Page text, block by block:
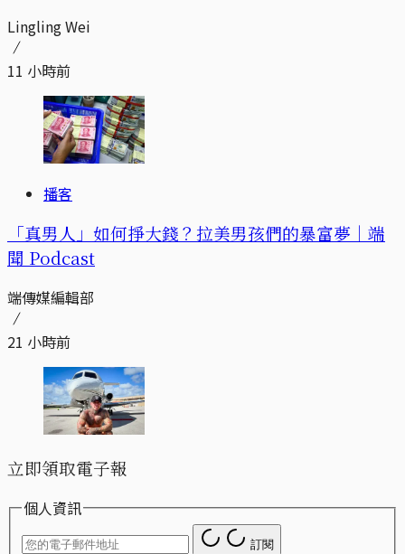
Lingling Wei
11 小時前
播客
「真男人」如何掙大錢？拉美男孩們的暴富夢｜端
聞 Podcast
端傳媒編輯部
21 小時前
立即領取電子報
個人資訊
訂閱